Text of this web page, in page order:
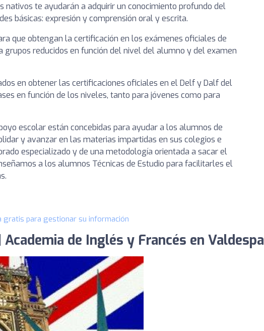
nativos te ayudarán a adquirir un conocimiento profundo del
básicas: expresión y comprensión oral y escrita.
que obtengan la certificación en los exámenes oficiales de
grupos reducidos en función del nivel del alumno y del examen
en obtener las certificaciones oficiales en el Delf y Dalf del
en función de los niveles, tanto para jóvenes como para
escolar están concebidas para ayudar a los alumnos de
y avanzar en las materias impartidas en sus colegios e
especializado y de una metodología orientada a sacar el
a los alumnos Técnicas de Estudio para facilitarles el
gratis para gestionar su información
Academia de Inglés y Francés en